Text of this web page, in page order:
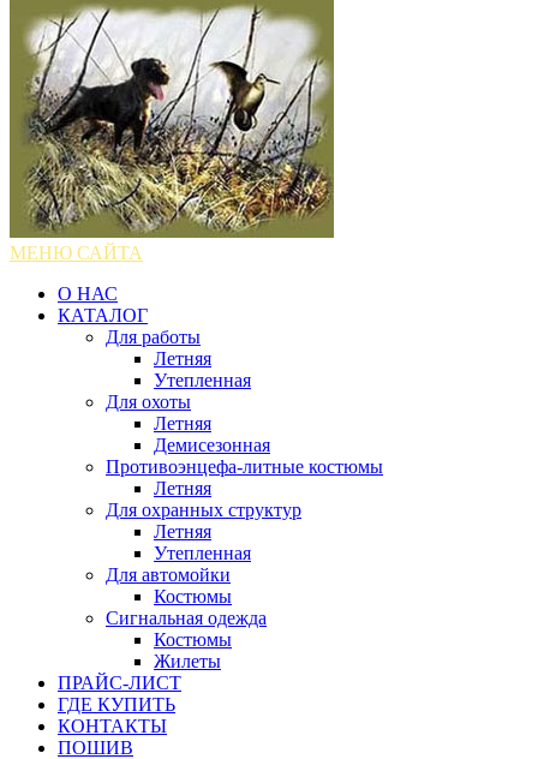
МЕНЮ САЙТА
О НАС
КАТАЛОГ
Для работы
Летняя
Утепленная
Для охоты
Летняя
Демисезонная
Противоэнцефа-литные костюмы
Летняя
Для охранных структур
Летняя
Утепленная
Для автомойки
Костюмы
Сигнальная одежда
Костюмы
Жилеты
ПРАЙС-ЛИСТ
ГДЕ КУПИТЬ
КОНТАКТЫ
ПОШИВ